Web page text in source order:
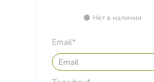
Нет в наличии
Email*